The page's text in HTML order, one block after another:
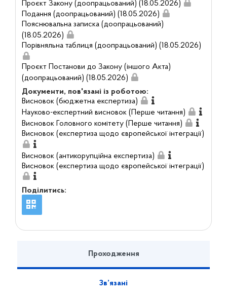
Проєкт Закону (доопрацьований) (18.05.2026)
Подання (доопрацьований) (18.05.2026)
Пояснювальна записка (доопрацьований)
(18.05.2026)
Порівняльна таблиця (доопрацьований) (18.05.2026)
Проєкт Постанови до Закону (іншого Акта)
(доопрацьований) (18.05.2026)
Документи, пов'язані із роботою:
Висновок (бюджетна експертиза)
Науково-експертний висновок (Перше читання)
Висновок Головного комітету (Перше читання)
Висновок (експертиза щодо європейської інтеграції)
Висновок (антикорупційна експертиза)
Висновок (експертиза щодо європейської інтеграції)
Поділитись:
Проходження
Зв’язані